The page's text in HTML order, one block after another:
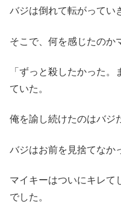
バジは倒れて転がってい
そこで、何を感じたのか
「ずっと殺したかった
ていた。
俺を諭し続けたのはバジ
バジはお前を見捨てなか
マイキーはついにキレて
でした。